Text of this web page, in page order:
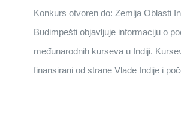
Konkurs otvoren do: Zemlja Oblasti
Budimpešti objavljuje informaciju o
međunarodnih kurseva u Indiji.
finansirani od strane Vlade Indije i